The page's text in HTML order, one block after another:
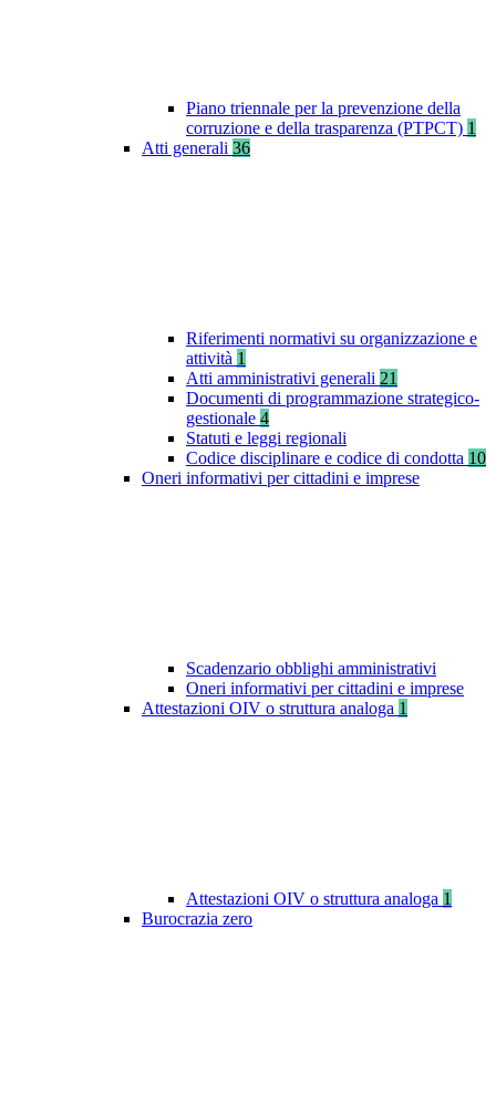
Piano triennale per la prevenzione della
corruzione e della trasparenza (PTPCT) 1
Atti generali 36
Riferimenti normativi su organizzazione e
attività 1
Atti amministrativi generali 21
Documenti di programmazione strategico-
gestionale 4
Statuti e leggi regionali
Codice disciplinare e codice di condotta 10
Oneri informativi per cittadini e imprese
Scadenzario obblighi amministrativi
Oneri informativi per cittadini e imprese
Attestazioni OIV o struttura analoga 1
Attestazioni OIV o struttura analoga 1
Burocrazia zero